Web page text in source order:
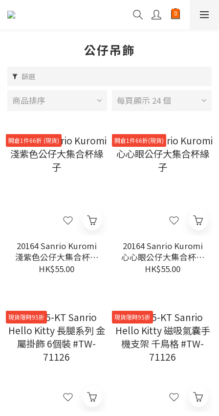
公仔吊飾
篩選
商品排序 每頁顯示 24 個
開倉1件66折 (現貨)
20164 Sanrio Kuromi
淺紫色公仔大集合杯緣
子
HK$55.00
開倉1件66折(現貨)
20164 Sanrio Kuromi
心心眼公仔大集合杯緣
子
HK$55.00
現貨限時95折 現貨限時95折